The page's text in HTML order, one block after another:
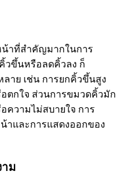
น้าที่สำคัญมากในการ
วขึ้นหรือลดคิ้วลง ก็
าย เช่น การยกคิ้วขึ้นสูง
ตกใจ ส่วนการขมวดคิ้วมัก
ความไม่สบายใจ การ
าและการแสดงออกของ
าม